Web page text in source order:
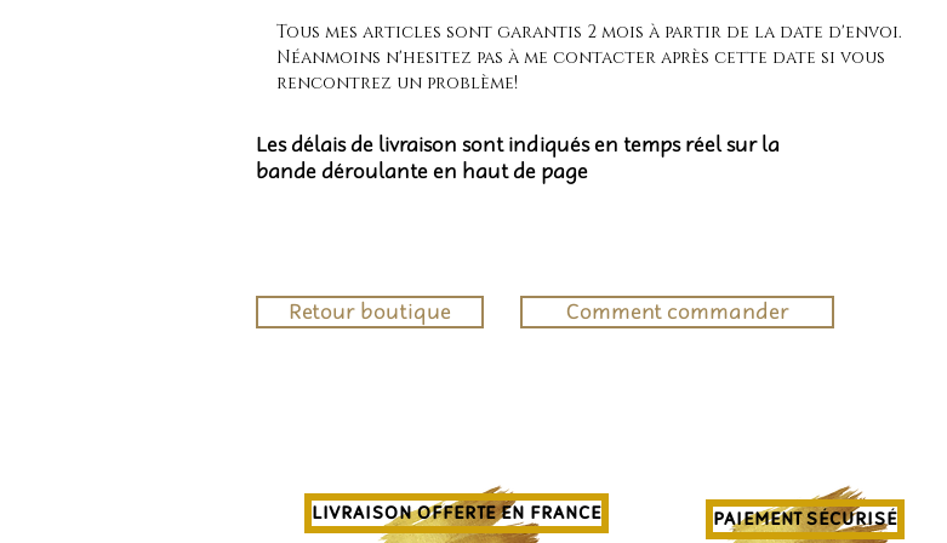
Tous mes articles sont garantis 2 mois à partir de la date d'envoi.
Néanmoins n'hesitez pas à me contacter après cette date si vous
rencontrez un problème!
Les délais de livraison sont indiqués en temps réel sur la
bande déroulante en haut de page
Retour boutique Comment commander
LIVRAISON OFFERTE EN FRANCE PAIEMENT SÉCURISÉ